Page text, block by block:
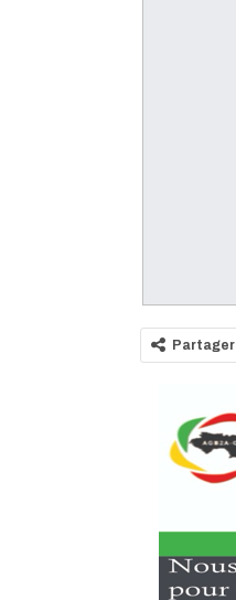
Partager